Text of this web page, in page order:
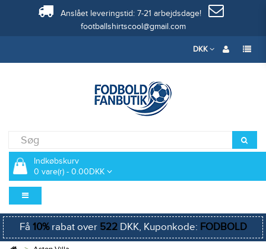
Anslået leveringstid: 7-21 arbejdsdage!
footballshirtscool@gmail.com
DKK
Indkøbskurv
0 vare(r) - 0.00DKK
Få 10%rabat over 522DKK, Kuponkode: FODBOLD